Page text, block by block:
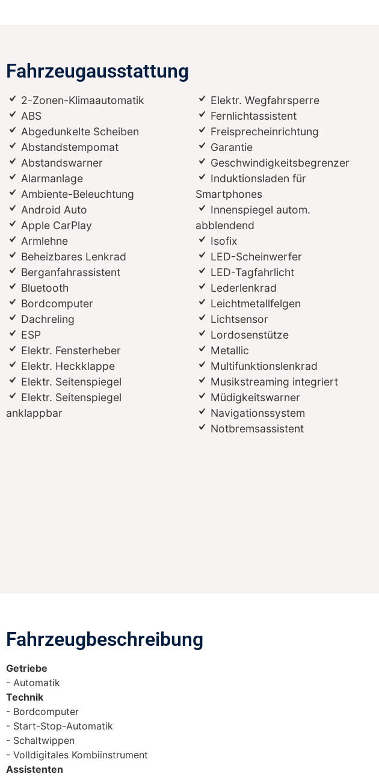
Fahrzeugausstattung
2-Zonen-Klimaautomatik
ABS
Abgedunkelte Scheiben
Abstandstempomat
Abstandswarner
Alarmanlage
Ambiente-Beleuchtung
Android Auto
Apple CarPlay
Armlehne
Beheizbares Lenkrad
Berganfahrassistent
Bluetooth
Bordcomputer
Dachreling
ESP
Elektr. Fensterheber
Elektr. Heckklappe
Elektr. Seitenspiegel
Elektr. Seitenspiegel
anklappbar
Elektr. Wegfahrsperre
Fernlichtassistent
Freisprecheinrichtung
Garantie
Geschwindigkeitsbegrenzer
Induktionsladen für
Smartphones
Innenspiegel autom.
abblendend
Isofix
LED-Scheinwerfer
LED-Tagfahrlicht
Lederlenkrad
Leichtmetallfelgen
Lichtsensor
Lordosenstütze
Metallic
Multifunktionslenkrad
Musikstreaming integriert
Müdigkeitswarner
Navigationssystem
Notbremsassistent
Fahrzeugbeschreibung​
Getriebe
Automatik
Technik
Bordcomputer
Start-Stop-Automatik
Schaltwippen
Volldigitales Kombiinstrument
Assistenten